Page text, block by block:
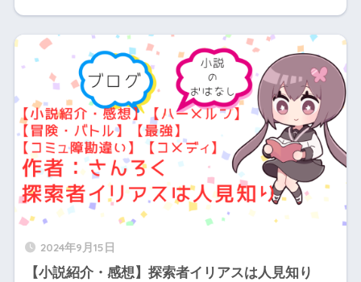
2024年9月15日
【小説紹介・感想】探索者イリアスは人見知り